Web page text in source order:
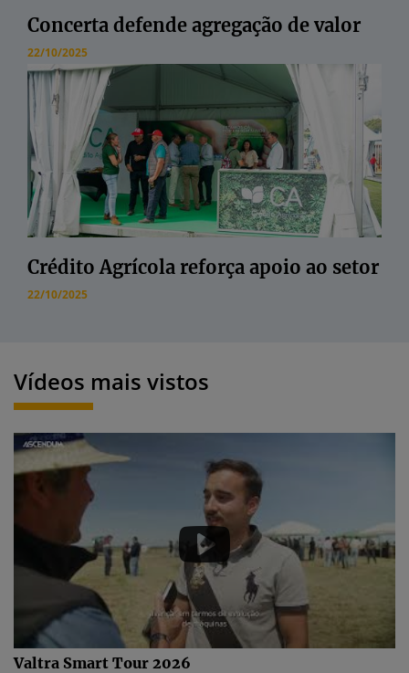
Concerta defende agregação de valor
22/10/2025
Crédito Agrícola reforça apoio ao setor
22/10/2025
Vídeos mais vistos
Valtra Smart Tour 2026